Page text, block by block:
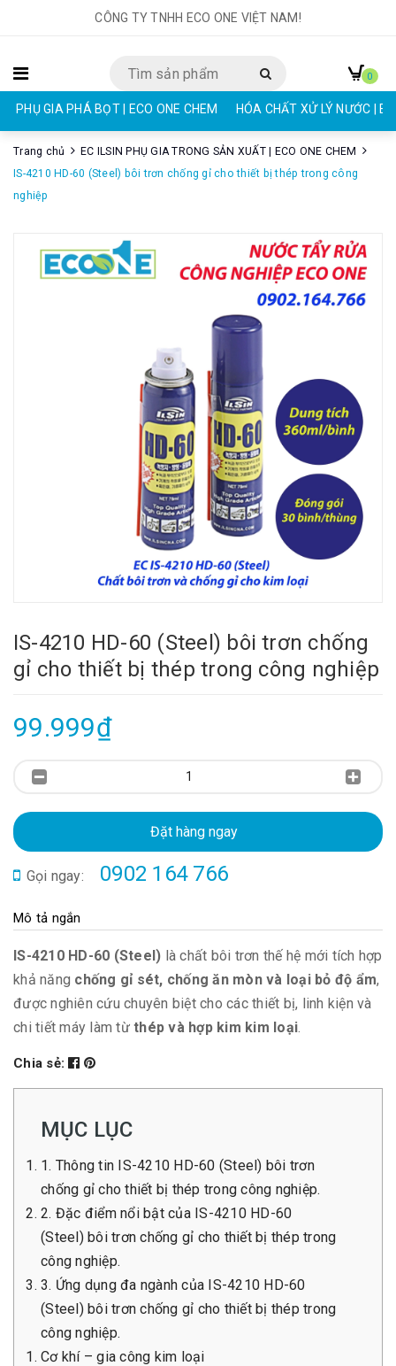
CÔNG TY TNHH ECO ONE VIỆT NAM!
PHỤ GIA PHÁ BỌT | ECO ONE CHEM HÓA CHẤT XỬ LÝ NƯỚC |
0
Trang chủ
EC ILSIN PHỤ GIA TRONG SẢN XUẤT | ECO ONE CHEM
IS-4210 HD-60 (Steel) bôi trơn chống gỉ cho thiết bị thép trong công
nghiệp
IS-4210 HD-60 (Steel) bôi trơn chống
gỉ cho thiết bị thép trong công nghiệp
99.999₫
Đặt hàng ngay
Gọi ngay: 0902 164 766
Mô tả ngắn
IS-4210 HD-60 (Steel) là chất bôi trơn thế hệ mới tích hợp
khả năng chống gỉ sét, chống ăn mòn và loại bỏ độ ẩm,
được nghiên cứu chuyên biệt cho các thiết bị, linh kiện và
chi tiết máy làm từ thép và hợp kim kim loại.
Chia sẻ:
MỤC LỤC
1. Thông tin IS-4210 HD-60 (Steel) bôi trơn
chống gỉ cho thiết bị thép trong công nghiệp.
2. Đặc điểm nổi bật của IS-4210 HD-60
(Steel) bôi trơn chống gỉ cho thiết bị thép trong
công nghiệp.
3. Ứng dụng đa ngành của IS-4210 HD-60
(Steel) bôi trơn chống gỉ cho thiết bị thép trong
công nghiệp.
Cơ khí – gia công kim loại